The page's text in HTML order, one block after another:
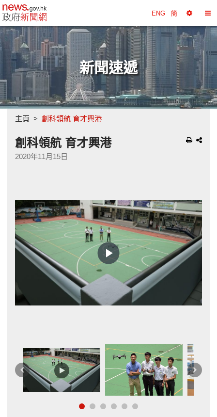
政府新聞網主頁 ENG 簡
擇
工
具
換
錄
新聞速遞
主頁 創科領航 育才興港
創科領航 育才興港
2020年11月15日
Play
Video
下
一
上
一
篇